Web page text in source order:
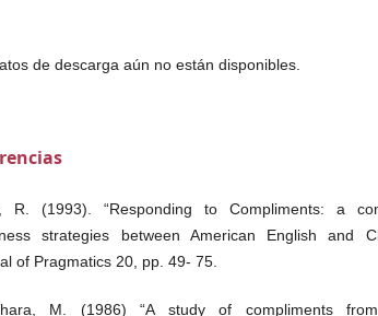
de descarga aún no están disponibles.
R. (1993). “Responding to Compliments: a
strategies between American English and
of Pragmatics 20, pp. 49- 75.
M. (1986) “A study of compliments